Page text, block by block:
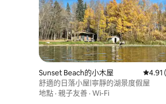
Sunset Beach的小木屋 從 53
4.91
舒適的日落小屋|寧靜的湖景度假屋
地點 · 親子友善 · Wi-Fi